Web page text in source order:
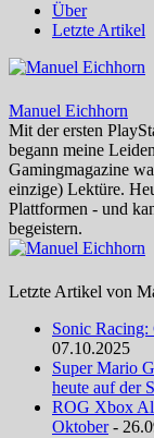
Über
Letzte Artikel
Manuel Eichhorn
Mit der ersten
begann meine
Gamingmagazine
einzige) Lektüre.
Plattformen - und
begeistern.
Letzte Artikel von
Sonic Racing:
07.10.2025
Super Mario
heute auf der
ROG Xbox
Oktober-